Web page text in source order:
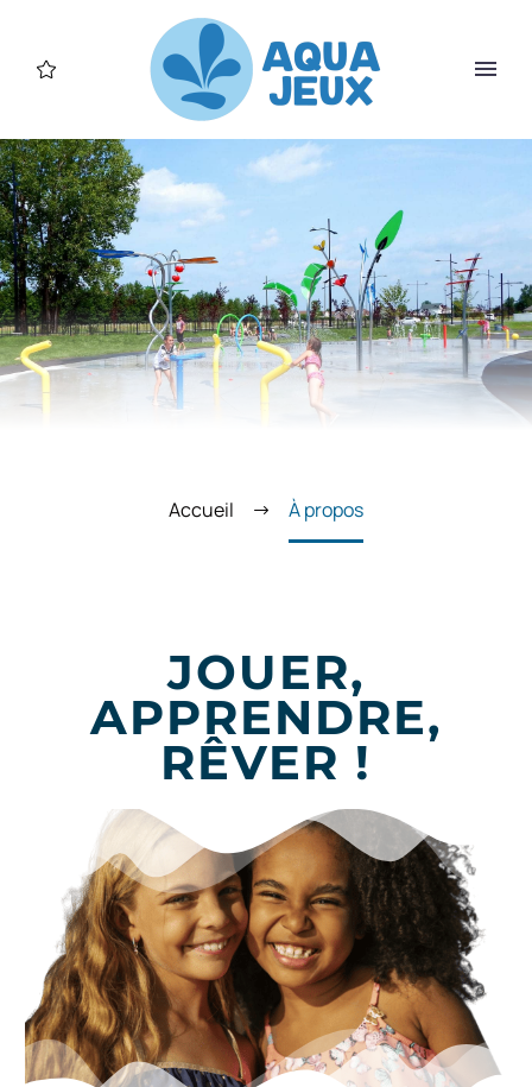
Accueil À propos
JOUER,
APPRENDRE,
RÊVER !